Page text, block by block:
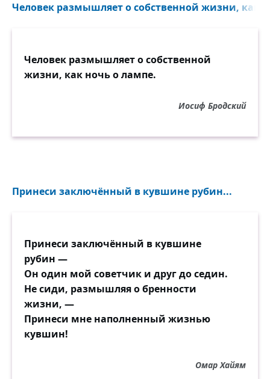
Человек размышляет о собственной жизни, как
Человек размышляет о собственной
жизни, как ночь о лампе.
Иосиф Бродский
Принеси заключённый в кувшине рубин...
Принеси заключённый в кувшине
рубин —
Он один мой советчик и друг до седин.
Не сиди, размышляя о бренности
жизни, —
Принеси мне наполненный жизнью
кувшин!
Омар Хайям